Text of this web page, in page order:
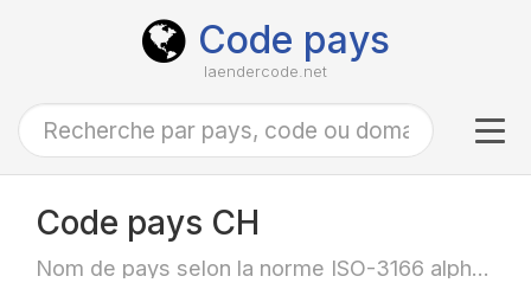
Code pays
laendercode.net
Code pays CH
Nom de pays selon la norme ISO-3166 alpha-2